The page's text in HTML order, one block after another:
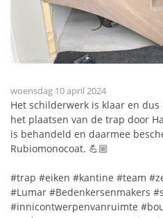
woensdag 10 april 2024
Het schilderwerk is klaar en
het plaatsen van de trap door
is behandeld en daarmee
Rubiomonocoat. 💪🏼
#trap #eiken #kantine #team
#Lumar #Bedenkersenmakers
#innicontwerpenvanruimte